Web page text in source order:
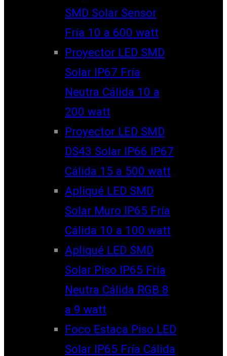
SMD Solar Sensor
Fría 10 a 600 watt
Proyector LED SMD
Solar IP67 Fría
Neutra Cálida 10 a
200 watt
Proyector LED SMD
DS43 Solar IP66 IP67
Cálida 15 a 500 watt
Apliqué LED SMD
Solar Muro IP65 Fría
Cálida 10 a 100 watt
Apliqué LED SMD
Solar Piso IP65 Fría
Neutra Cálida RGB 8
a 9 watt
Foco Estaca Piso LED
Solar IP65 Fría Cálida